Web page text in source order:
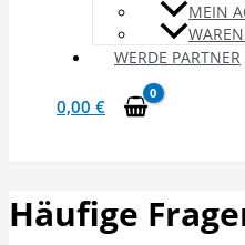
MEIN
WERDE PARTNER
0,00 €
Häufige